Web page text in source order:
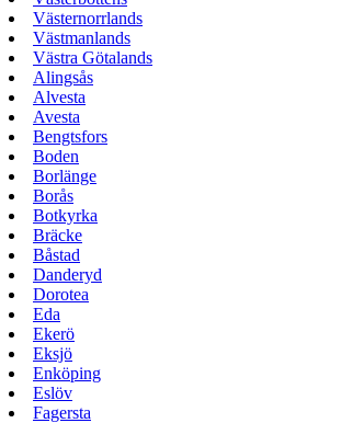
Västernorrlands
Västmanlands
Västra Götalands
Alingsås
Alvesta
Avesta
Bengtsfors
Boden
Borlänge
Borås
Botkyrka
Bräcke
Båstad
Danderyd
Dorotea
Eda
Ekerö
Eksjö
Enköping
Eslöv
Fagersta